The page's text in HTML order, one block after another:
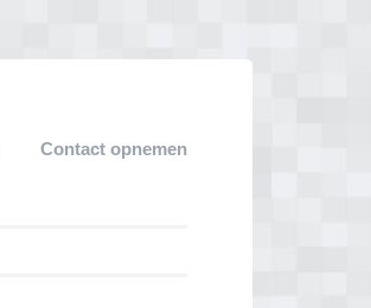
Contact opnemen